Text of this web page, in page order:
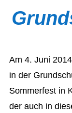
Am 4. Juni
in der
Sommerfest in
der auch in